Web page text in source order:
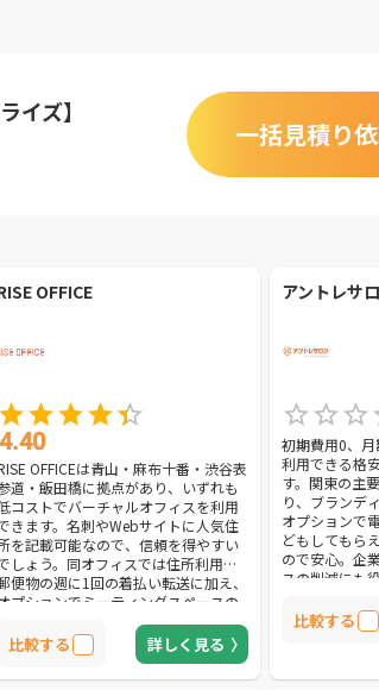
イズ】
一括見積り
OFFICE
4.40
OFFICEは青山・麻布十番・渋谷表
道・飯田橋に拠点があり、いずれも
コストでバーチャルオフィスを利用
きます。名刺やWebサイトに人気住
を記載可能なので、信頼を得やすい
しょう。同オフィスでは住所利用や
便物の週に1回の着払い転送に加え、
プションでミーティングスペースの
利用や電話秘書、ネットFAXの利用など
が可能です。必要な機能だけを選んで
充実させられるので無駄がありませ
。基本プランは、入会金0円・保証金
比較する 詳しく見る
アントレサ
初期費用0、
利用できる格
す。関東の主
り、ブランデ
オプションで
どもしてもら
ので安心。企
スの削減にも
比較する